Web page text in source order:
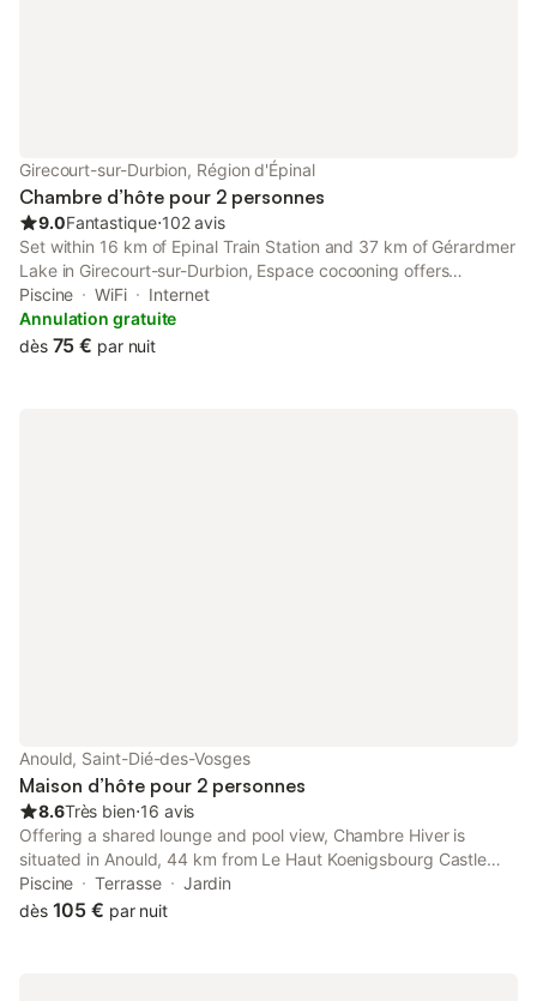
Girecourt-sur-Durbion, Région d'Épinal
Chambre d’hôte pour 2 personnes
9.0Fantastique⋅102 avis
Set within 16 km of Epinal Train Station and 37 km of Gérardmer
Lake in Girecourt-sur-Durbion, Espace cocooning offers
accommodation with seating area. This property offers access
to a terrace, free private parking and free WiFi.
Piscine WiFi
Internet
Annulation gratuite
dès 75 € par nuit
Anould, Saint-Dié-des-Vosges
Maison d’hôte pour 2 personnes
8.6Très bien⋅16 avis
Offering a shared lounge and pool view, Chambre Hiver is
situated in Anould, 44 km from Le Haut Koenigsbourg Castle
and 47 km from House of the Heads. This guest house offers
free private parking and a shared kitchen.
Piscine Terrasse
Jardin
dès 105 € par nuit